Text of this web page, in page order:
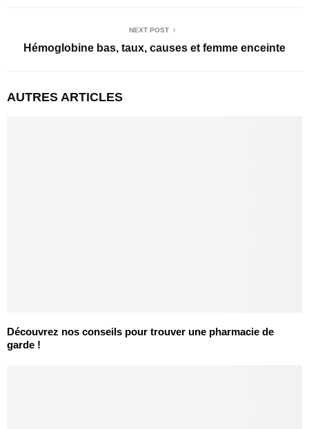
NEXT POST
Hémoglobine bas, taux, causes et femme enceinte
AUTRES ARTICLES
Découvrez nos conseils pour trouver une pharmacie de
garde !